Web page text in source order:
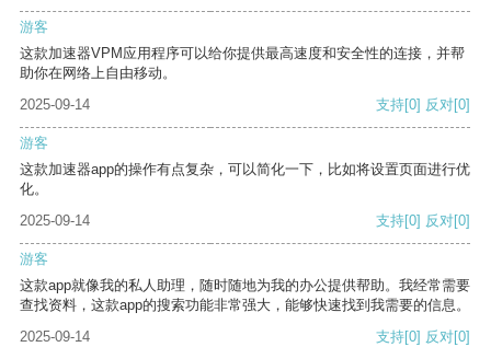
游客
这款加速器VPM应用程序可以给你提供最高速度和安全性的连接，并帮
助你在网络上自由移动。
2025-09-14
支持[0] 反对[0]
游客
这款加速器app的操作有点复杂，可以简化一下，比如将设置页面进行优
化。
2025-09-14
支持[0] 反对[0]
游客
这款app就像我的私人助理，随时随地为我的办公提供帮助。我经常需要
查找资料，这款app的搜索功能非常强大，能够快速找到我需要的信息。
2025-09-14
支持[0] 反对[0]